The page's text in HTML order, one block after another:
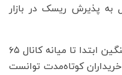
پذیرش ریسک در بازار
بیت‌کوین نیز تحت فشار فروش سنگین ابتدا تا میانه کانال ۶۵
کوتاه‌مدت توانست